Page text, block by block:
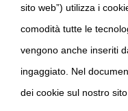
sito web”) utilizza i
comodità tutte le
vengono anche inseriti
ingaggiato. Nel
dei cookie sul nostro sito